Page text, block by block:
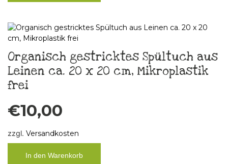
Organisch gestricktes Spültuch aus
Leinen ca. 20 x 20 cm, Mikroplastik
frei
€10,00
zzgl. Versandkosten
In den Warenkorb